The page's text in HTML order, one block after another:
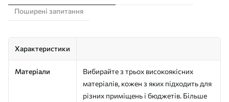
Поширені запитання
Характеристики
Матеріали
Вибирайте з трьох високоякісних
матеріалів, кожен з яких підходить для
різних приміщень і бюджетів. Більше